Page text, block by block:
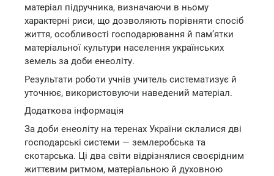
матеріал підручника, визначаючи в ньому
характерні риси, що дозволяють порівняти спосіб
життя, особливості господарювання й пам’ятки
матеріальної культури населення українських
земель за доби енеоліту.
Результати роботи учнів учитель систематизує й
уточнює, використовуючи наведений матеріал.
Додаткова інформація
За доби енеоліту на теренах України склалися дві
господарські системи — землеробська та
скотарська. Ці два світи відрізнялися своєрідним
життєвим ритмом, матеріальною й духовною